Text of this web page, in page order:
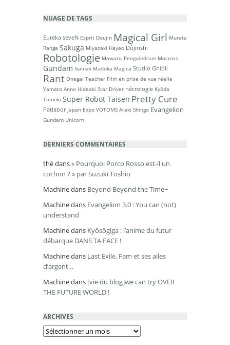
NUAGE DE TAGS
Eureka seveN Esprit Doujin Magical Girl Murata
Range Sakuga Miyazaki Hayao Dôjinshi
Robotologie Mawaru_Penguindrum Macross
Gundam Gainax Madoka Magica Studio Ghibli
Rant Onegai Teacher Film en prise de vue réelle
Yamato Anno Hideaki Star Driver nécrologie Kyôda
Tomoki Super Robot Taisen Pretty Cure
Patlabor Japan Expo VOTOMS Araki Shingo Evangelion
Gundam Unicorn
DERNIERS COMMENTAIRES
thédans« Pourquoi Porco Rosso est-il un
cochon ? » par Suzuki Toshio
Machinedans Beyond Beyond the Time~
Machinedans Evangelion 3.0 : You can (not)
understand
Machinedans Kyôsôgiga : l’anime du futur
débarque DANS TA FACE !
Machinedans Last Exile, Fam et ses ailes
d’argent…
Machinedans [vie du blog]we can try OVER
THE FUTURE WORLD !
ARCHIVES
Archives